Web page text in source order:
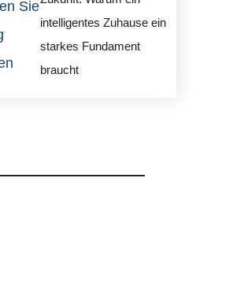
intelligentes Zuhause ein
starkes Fundament
braucht